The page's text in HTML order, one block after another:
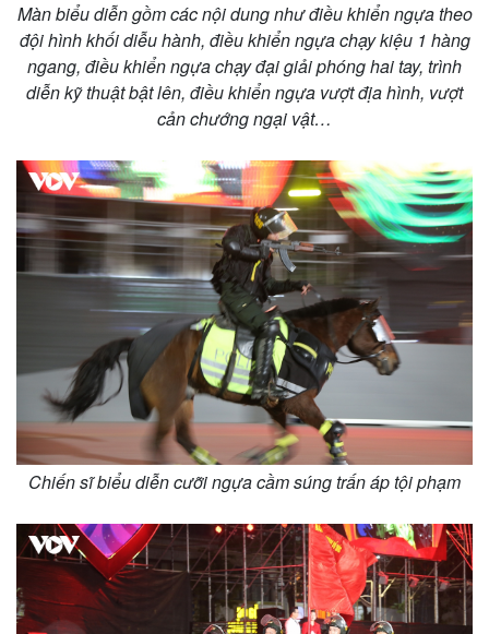
Màn biểu diễn gồm các nội dung như điều khiển ngựa theo
đội hình khối diễu hành, điều khiển ngựa chạy kiệu 1 hàng
ngang, điều khiển ngựa chạy đại giải phóng hai tay, trình
diễn kỹ thuật bật lên, điều khiển ngựa vượt địa hình, vượt
cản chướng ngại vật…
Chiến sĩ biểu diễn cưỡi ngựa cầm súng trấn áp tội phạm